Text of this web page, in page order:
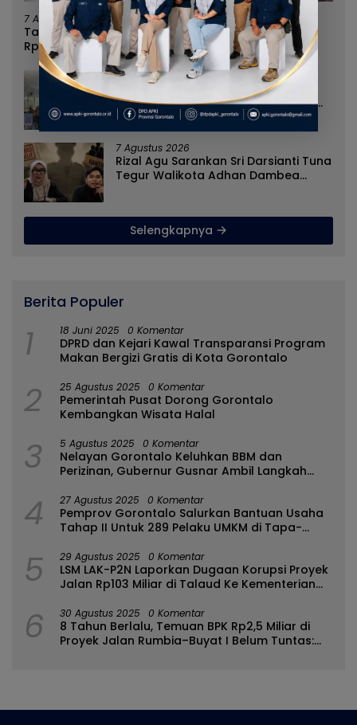
7 Agustus 2026
Tanpa Kehadiran Wali Kota, Pemprov Salurkan
Rp987 Juta Kepada 395 Pelaku UMKM Kota
Gorontalo
7 Agustus 2026
Cegah Penyebaran Paham IRET,
Satgaswil Gorontalo Edukasi Guru
dan Pelajar SMAN 1 Kabila
7 Agustus 2026
Rizal Agu Sarankan Sri Darsianti Tuna
Tegur Walikota Adhan Dambea
Selengkapnya
Berita Populer
1 18 Juni 2025 0 Komentar
DPRD dan Kejari Kawal Transparansi Program
Makan Bergizi Gratis di Kota Gorontalo
2 25 Agustus 2025 0 Komentar
Pemerintah Pusat Dorong Gorontalo
Kembangkan Wisata Halal
3 5 Agustus 2025 0 Komentar
Nelayan Gorontalo Keluhkan BBM dan
Perizinan, Gubernur Gusnar Ambil Langkah
4 27 Agustus 2025 0 Komentar
Pemprov Gorontalo Salurkan Bantuan Usaha
Tahap II Untuk 289 Pelaku UMKM di Tapa-
5 29 Agustus 2025 0 Komentar
LSM LAK-P2N Laporkan Dugaan Korupsi Proyek
Jalan Rp103 Miliar di Talaud Ke Kementerian
6 30 Agustus 2025 0 Komentar
8 Tahun Berlalu, Temuan BPK Rp2,5 Miliar di
Proyek Jalan Rumbia–Buyat I Belum Tuntas: